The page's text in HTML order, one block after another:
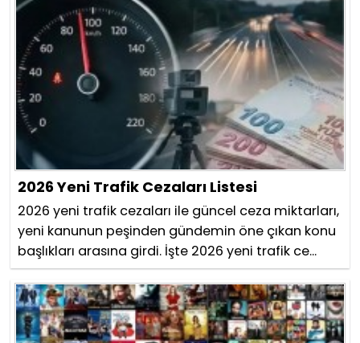
2026 Yeni Trafik Cezaları Listesi
2026 yeni trafik cezaları ile güncel ceza miktarları,
yeni kanunun peşinden gündemin öne çıkan konu
başlıkları arasına girdi. İşte 2026 yeni trafik ce...